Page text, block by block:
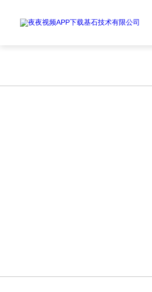
Warning: file_put_contents(./cachefile_yuan/